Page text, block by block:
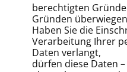
berechtigten
Gründen
Haben Sie die
Verarbeitung Ihrer
Daten verlangt,
dürfen diese Daten